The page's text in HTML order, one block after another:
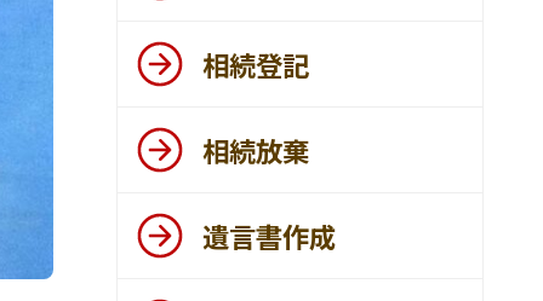
相続登記
相続放棄
遺言書作成